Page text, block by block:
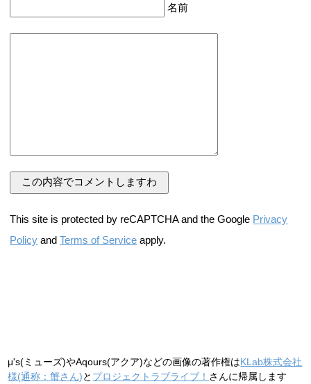
名前
This site is protected by reCAPTCHA and the Google Privacy
Policy andTerms of Service apply.
μ's(ミューズ)やAqours(アクア)などの画像の著作権はKLab株式会社
様(通称：蟹さん)と プロジェクトラブライブ！ さんに帰属します